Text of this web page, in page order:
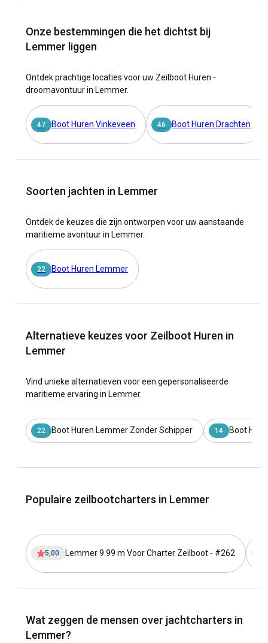
Onze bestemmingen die het dichtst bij
Lemmer liggen
Ontdek prachtige locaties voor uw Zeilboot Huren -
droomavontuur in Lemmer.
47 Boot Huren Vinkeveen 46 Boot Huren Drachten
Soorten jachten in Lemmer
Ontdek de keuzes die zijn ontworpen voor uw aanstaande
maritieme avontuur in Lemmer.
22 Boot Huren Lemmer
Alternatieve keuzes voor Zeilboot Huren in
Lemmer
Vind unieke alternatieven voor een gepersonaliseerde
maritieme ervaring in Lemmer.
22 Boot Huren Lemmer Zonder Schipper 14 Boot
Populaire zeilbootcharters in Lemmer
5,00 Lemmer 9.99 m Voor Charter Zeilboot - #262
Wat zeggen de mensen over jachtcharters in
Lemmer?